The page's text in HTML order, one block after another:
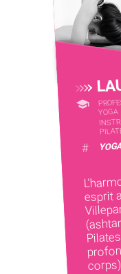
YOGA
#
esprit